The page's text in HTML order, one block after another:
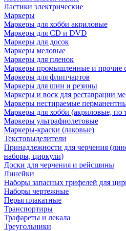
Ластики электрические
Маркеры
Маркеры для хобби акриловые
Маркеры для CD и DVD
Маркеры для досок
Маркеры меловые
Маркеры для пленок
Маркеры промышленные и прочие
Маркеры для флипчартов
Маркеры для шин и резины
Маркеры и воск для реставрации
Маркеры нестираемые
Маркеры для хобби (акриловые, по
Маркеры ультрафиолетовые
Маркеры-краски (лаковые)
Текстовыделители
Принадлежности для черчения
наборы, циркули)
Доски для черчения и рейсшины
Линейки
Наборы запасных грифелей для
Наборы чертежные
Перья плакатные
Транспортиры
Трафареты и лекала
Треугольники